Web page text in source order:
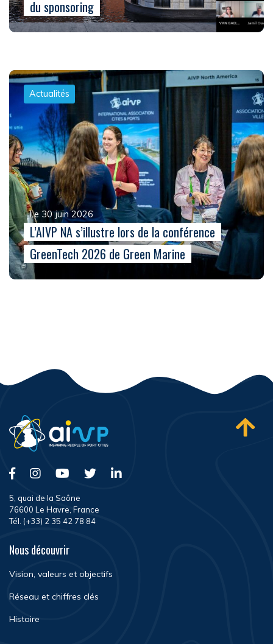
du sponsoring
Actualités
Le 30 juin 2026
L’AIVP NA s’illustre lors de la conférence
GreenTech 2026 de Green Marine
5, quai de la Saône
76600 Le Havre, France
Tél. (+33) 2 35 42 78 84
Nous découvrir
Vision, valeurs et objectifs
Réseau et chiffres clés
Histoire